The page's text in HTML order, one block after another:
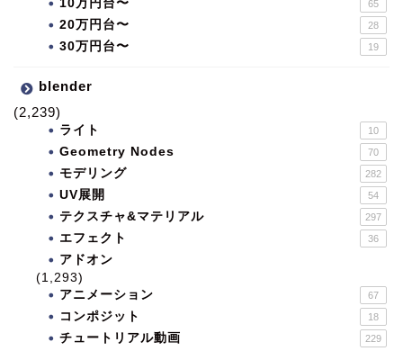
10万円台〜 65
20万円台〜 28
30万円台〜 19
blender
(2,239)
ライト 10
Geometry Nodes 70
モデリング 282
UV展開 54
テクスチャ&マテリアル 297
エフェクト 36
アドオン
(1,293)
アニメーション
67
コンポジット 18
チュートリアル動画 229